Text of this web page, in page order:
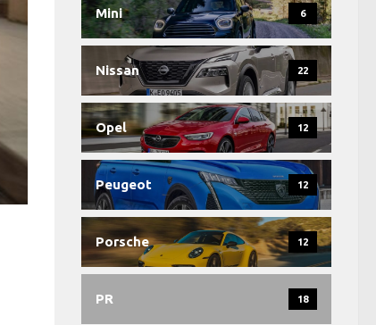
Mini 6
Nissan 22
Opel 12
Peugeot 12
Porsche 12
PR 18